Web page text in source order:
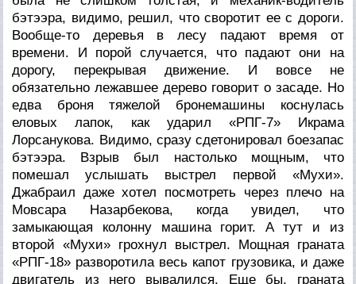
бэтээра, видимо, решил, что своротит ее с дороги.
Вообще-то деревья в лесу падают время от
времени. И порой случается, что падают они на
дорогу, перекрывая движение. И вовсе не
обязательно лежавшее дерево говорит о засаде. Но
едва броня тяжелой бронемашины коснулась
еловых лапок, как ударил «РПГ-7» Икрама
Лорсанукова. Видимо, сразу сдетонировал боезапас
бэтээра. Взрыв был настолько мощным, что
помешал услышать выстрел первой «Мухи».
Джабраил даже хотел посмотреть через плечо на
Мовсара Назарбекова, когда увидел, что
замыкающая колонну машина горит. А тут и из
второй «Мухи» грохнул выстрел. Мощная граната
«РПГ-18» разворотила весь капот грузовика, и даже
двигатель из него вывалился. Еще бы, граната